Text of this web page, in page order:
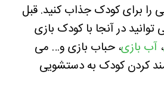
برای کودک جذاب کنید. قبل
در آنجا با کودک بازی
،‌ آب بازی، حباب بازی و… می
مند کردن کودک به دستشویی